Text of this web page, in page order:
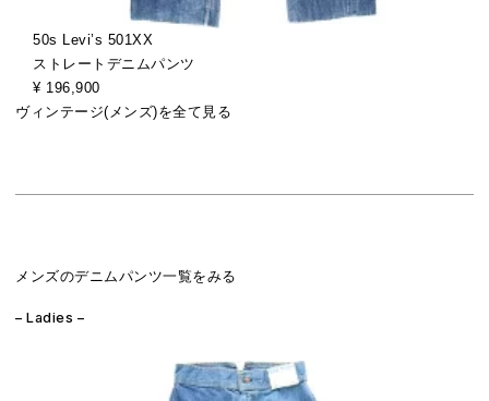
50s Levi’s 501XX
ストレートデニムパンツ
¥ 196,900
ヴィンテージ(メンズ)を全て見る
メンズのデニムパンツ一覧をみる
– Ladies –